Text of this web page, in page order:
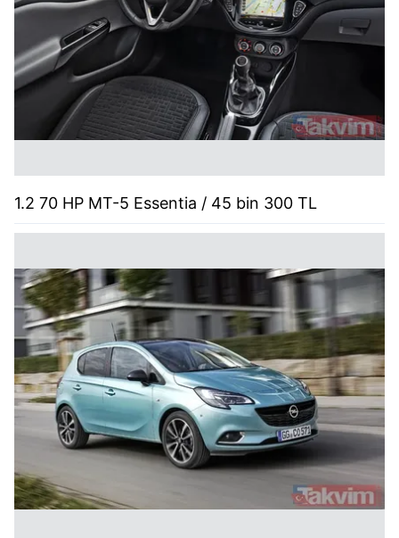
1.2 70 HP MT-5 Essentia / 45 bin 300 TL